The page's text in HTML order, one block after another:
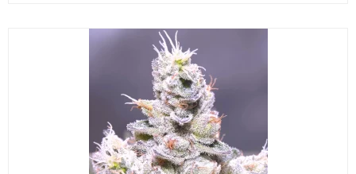
opklant
waarderingen